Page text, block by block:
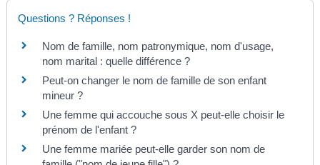
Questions ? Réponses !
Nom de famille, nom patronymique, nom d'usage,
nom marital : quelle différence ?
Peut-on changer le nom de famille de son enfant
mineur ?
Une femme qui accouche sous X peut-elle choisir le
prénom de l'enfant ?
Une femme mariée peut-elle garder son nom de